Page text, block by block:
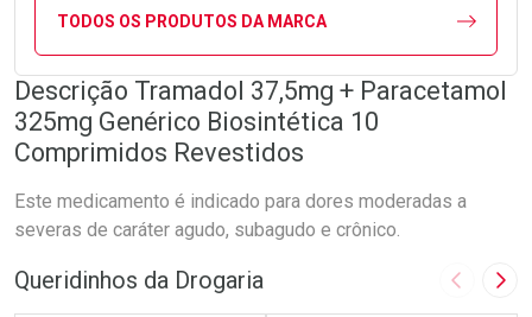
TODOS OS PRODUTOS DA MARCA
Descrição Tramadol 37,5mg + Paracetamol
325mg Genérico Biosintética 10
Comprimidos Revestidos
Este medicamento é indicado para dores moderadas a
severas de caráter agudo, subagudo e crônico.
Queridinhos da Drogaria Imagem